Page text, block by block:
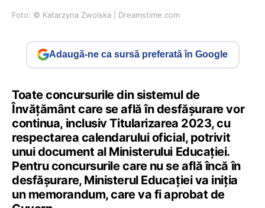
Foto: © Katarzyna Zwolska | Dreamstime.com
Adaugă-ne ca sursă preferată în Google
Toate concursurile din sistemul de
Învățământ care se află în desfășurare vor
continua, inclusiv Titularizarea 2023, cu
respectarea calendarului oficial, potrivit
unui document al Ministerului Educației.
Pentru concursurile care nu se află încă în
desfășurare, Ministerul Educației va iniția
un memorandum, care va fi aprobat de